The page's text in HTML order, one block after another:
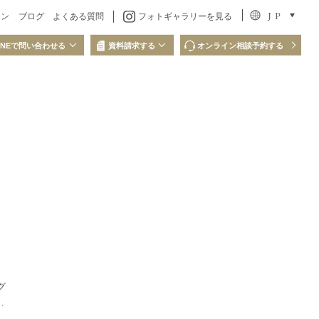
ブログ よくある質問 フォトギャラリーを見る J P
で問い合わせる 資料請求する オンライン相談予約する